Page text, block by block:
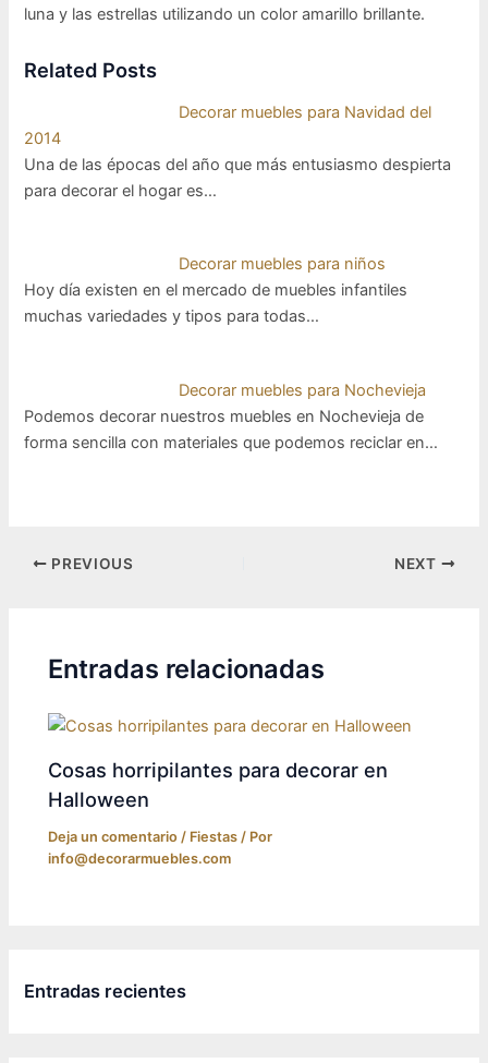
luna y las estrellas utilizando un color amarillo brillante.
Related Posts
Decorar muebles para Navidad del
2014
Una de las épocas del año que más entusiasmo despierta
para decorar el hogar es…
Decorar muebles para niños
Hoy día existen en el mercado de muebles infantiles
muchas variedades y tipos para todas…
Decorar muebles para Nochevieja
Podemos decorar nuestros muebles en Nochevieja de
forma sencilla con materiales que podemos reciclar en…
Post
PREVIOUS NEXT
Entradas relacionadas
Cosas horripilantes para decorar en
Halloween
Deja un comentario / Fiestas / Por
info@decorarmuebles.com
Entradas recientes